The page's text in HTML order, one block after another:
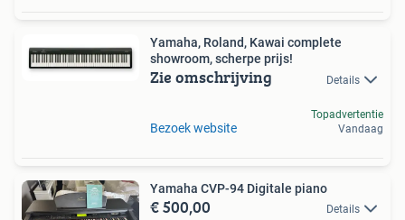
Yamaha, Roland, Kawai complete
showroom, scherpe prijs!
Zie omschrijving Details
Bezoek website
Topadvertentie
Vandaag
Yamaha CVP-94 Digitale piano
€ 500,00 Details